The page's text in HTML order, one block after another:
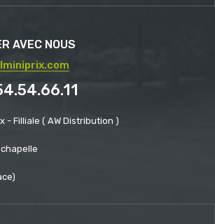
AVEC NOUS
- Filliale ( AW Distribution )